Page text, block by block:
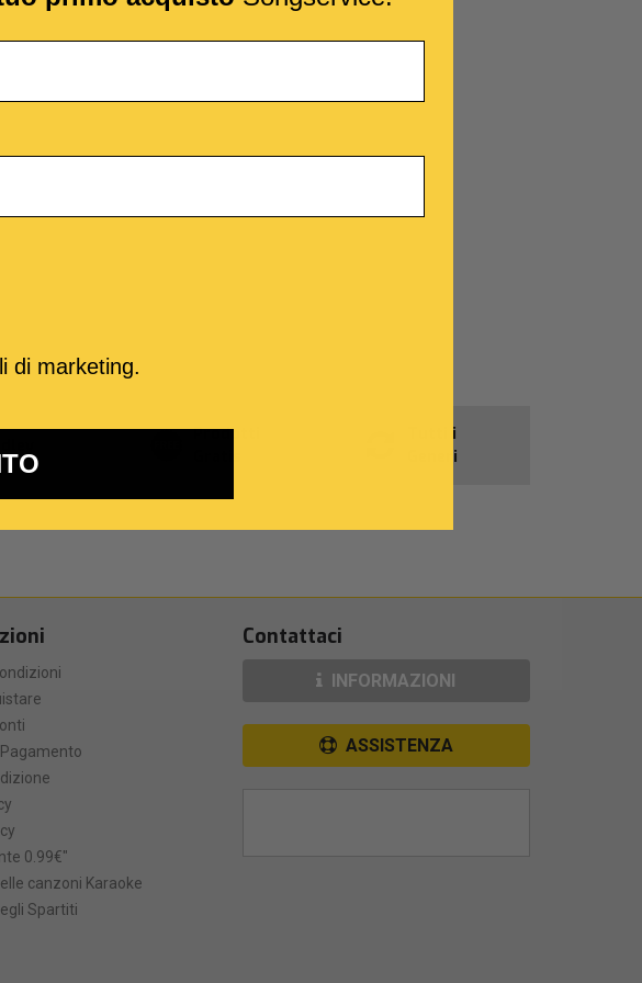
Prodotti
Tutti i
Generi
0.99€"
canzoni Karaoke
Spartiti
Contattaci
INFORMAZIONI
ASSISTENZA
di marketing.